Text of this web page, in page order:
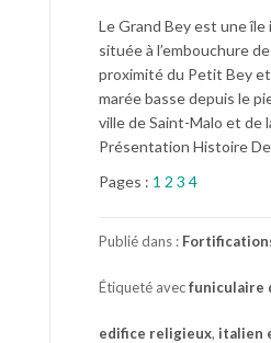
Le Grand Bey est une
située à l’embouchure
proximité du Petit Bey
marée basse depuis le
ville de Saint-Malo et de
Présentation Histoire
Pages : 1 2 3 4
Publié dans :
Étiqueté avecfuniculaire
edifice religieux, italien